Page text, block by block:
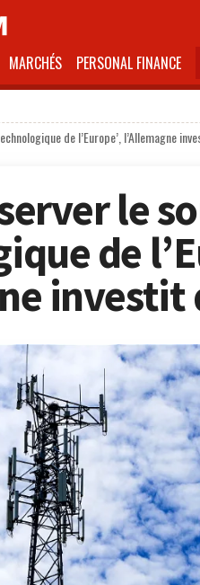
MARCHÉS PERSONAL FINANCE
de l’Europe’, l’Allemagne
le
de
investit